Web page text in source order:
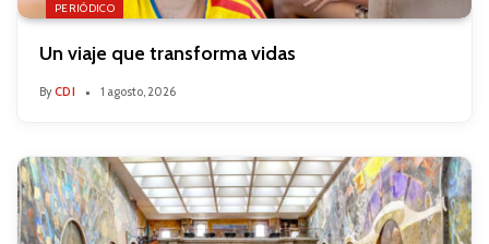
PERIÓDICO
Un viaje que transforma vidas
ByCDI 1 agosto, 2026